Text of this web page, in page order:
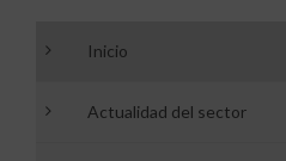
Inicio
Actualidad del sector